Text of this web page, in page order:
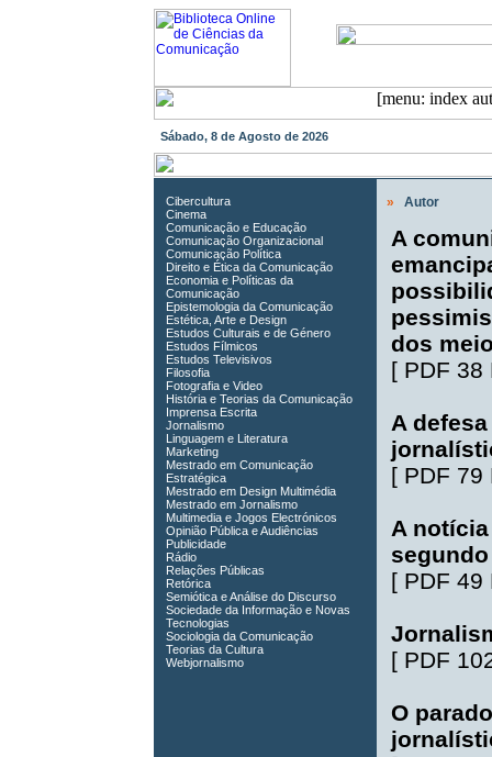
Sábado, 8 de Agosto de 2026
Cibercultura
Cinema
Comunicação e Educação
Comunicação Organizacional
Comunicação Política
Direito e Ética da Comunicação
Economia e Políticas da
Comunicação
Epistemologia da Comunicação
Estética, Arte e Design
Estudos Culturais e de Género
Estudos Fílmicos
Estudos Televisivos
Filosofia
Fotografia e Video
História e Teorias da Comunicação
Imprensa Escrita
Jornalismo
Linguagem e Literatura
Marketing
Mestrado em Comunicação
Estratégica
Mestrado em Design Multimédia
Mestrado em Jornalismo
Multimedia e Jogos Electrónicos
Opinião Pública e Audiências
Publicidade
Rádio
Relações Públicas
Retórica
Semiótica e Análise do Discurso
Sociedade da Informação e Novas
Tecnologias
Sociologia da Comunicação
Teorias da Cultura
Webjornalismo
» Autor
A
dos
[ PDF 38
A
[ PDF 79
A
[ PDF 49
[ PDF
O